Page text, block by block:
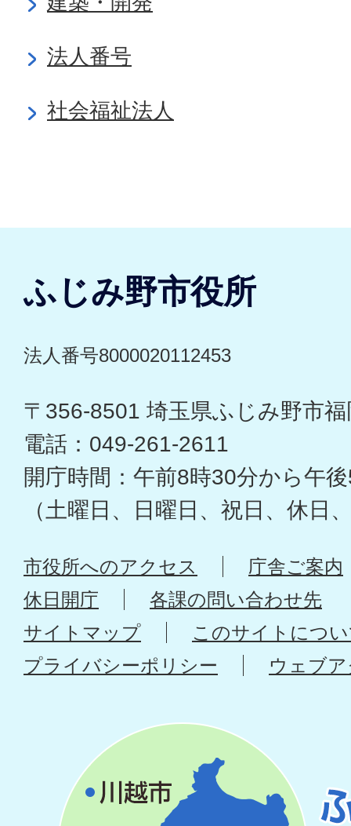
法人番号
社会福祉法人
ふじみ野市役所
法人番号8000020112453
〒356-8501 埼玉県ふじみ野市
電話：049-261-2611
開庁時間：午前8時30分から午
（土曜日、日曜日、祝日、休日
市役所へのアクセス
庁舎ご案内
休日開庁
各課の問い合わせ先
サイトマップ
このサイトにつ
プライバシーポリシー
ウェブ